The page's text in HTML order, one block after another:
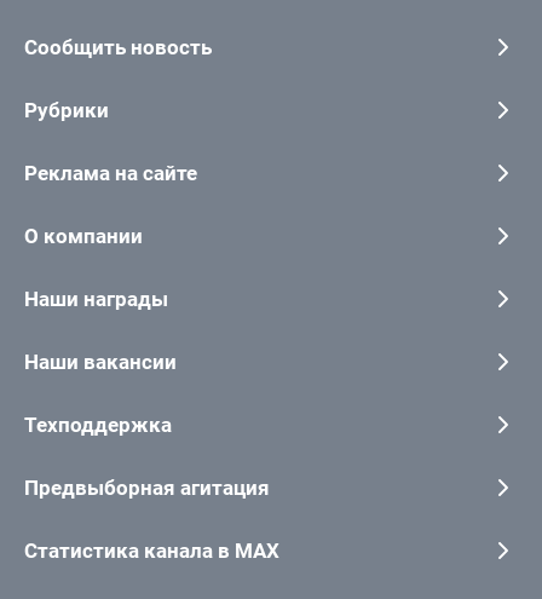
Сообщить новость
Рубрики
Реклама на сайте
О компании
Наши награды
Наши вакансии
Техподдержка
Предвыборная агитация
Статистика канала в MAX